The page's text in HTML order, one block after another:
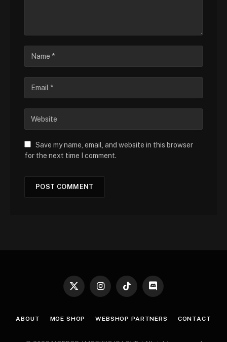
Save my name, email, and website in this browser
for the next time I comment.
X
InstagramTikTok Discord
ABOUT MOE SHOP WEBSHOP PARTNERS CONTACT